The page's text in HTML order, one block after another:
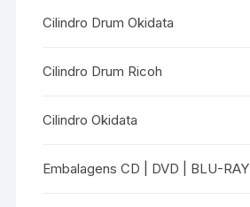
Cilindro Drum Okidata
Cilindro Drum Ricoh
Cilindro Okidata
Embalagens CD | DVD | BLU-RAY